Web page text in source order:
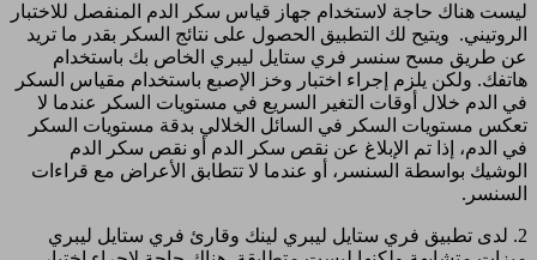
ليست هناك حاجة لاستخدام جهاز قياس سكر الدم المنفصل للاختبار
الروتيني. ويتيح لك التطبيق الحصول على نتائج السكر بقدر ما تريد
عن طريق مسح سنسر فري ستايل ليبري الخاص بك باستخدام
هاتفك. ولكن يلزم إجراء اختبار وخز الإصبع باستخدام مقياس السكر
في الدم خلال أوقات التغير السريع في مستويات السكر عندما لا
تعكس مستويات السكر في السائل الخلالي بدقة مستويات السكر
في الدم، إذا تم الإبلاغ عن نقص سكر الدم أو نقص سكر الدم
الوشيك بواسطة السنسر، أو عندما لا تتطابق الأعراض مع قراءات
السنسر.
2. لدى تطبيق فري ستايل ليبري لينك وقارئ فري ستايل ليبري